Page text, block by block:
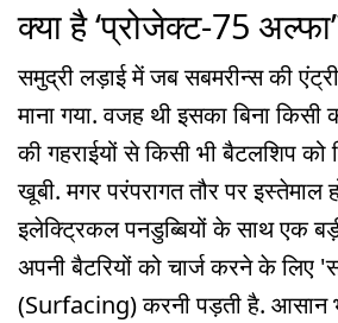
क्या है ‘प्रोजेक्ट-75
समुद्री लड़ाई में जब सबमरीन्स की
माना गया. वजह थी इसका बिना
की गहराईयों से किसी भी बैटलशिप को
खूबी. मगर परंपरागत तौर पर इस्तेमाल
इलेक्ट्रिकल पनडुब्बियों के साथ एक
अपनी बैटरियों को चार्ज करने के लिए
(Surfacing) करनी पड़ती है. आसान